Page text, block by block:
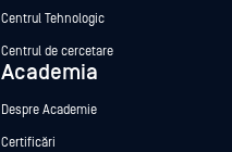
Centrul Tehnologic
Centrul de cercetare
Academia
Despre Academie
Certificări